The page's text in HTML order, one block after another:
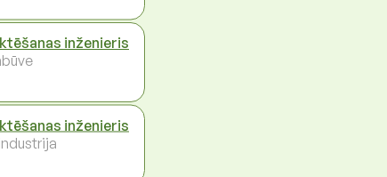
inženieris
inženieris